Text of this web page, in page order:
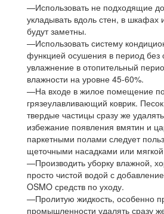
—Использовать не подходящие
укладывать вдоль стен, в шкафах
будут заметны.
—Использовать систему
функцией осушения в период без
увлажнение в отопительный
влажности на уровне 45-60%.
—На входе в жилое помещение
грязеулавливающий коврик.
твердые частицы сразу же
избежание появления вмятин и
паркетными полами следует
щеточными насадками или
—Производить уборку влажной,
просто чистой водой с
OSMO средств по уходу.
—Пролитую жидкость, особенно
промышленности удалять сразу